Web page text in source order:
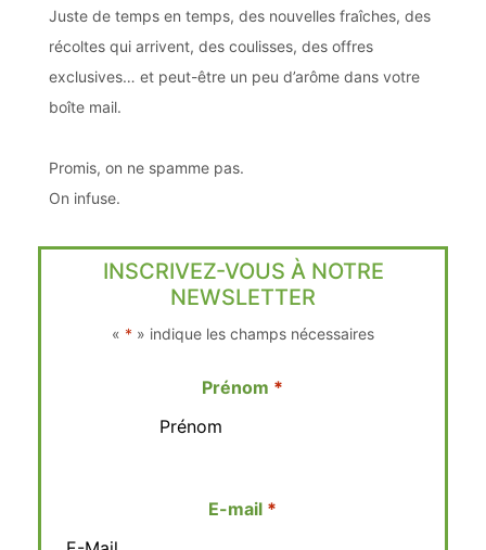
Juste de temps en temps, des nouvelles fraîches, des
récoltes qui arrivent, des coulisses, des offres
exclusives… et peut-être un peu d’arôme dans votre
boîte mail.
Promis, on ne spamme pas.
On infuse.
INSCRIVEZ-VOUS À NOTRE
NEWSLETTER
« * » indique les champs nécessaires
Prénom
E-mail
Create an account